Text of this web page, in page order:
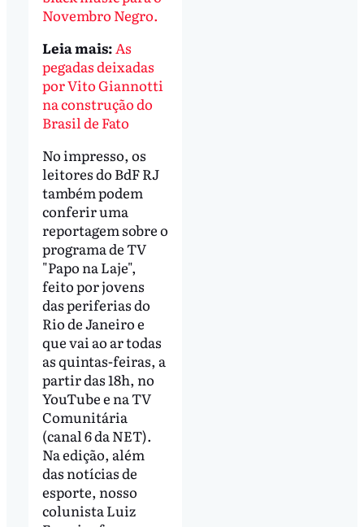
Novembro Negro.
Leia mais: As
pegadas deixadas
por Vito Giannotti
na construção do
Brasil de Fato
No impresso, os
leitores do BdF RJ
também podem
conferir uma
reportagem sobre o
programa de TV
"Papo na Laje",
feito por jovens
das periferias do
Rio de Janeiro e
que vai ao ar todas
as quintas-feiras, a
partir das 18h, no
YouTube e na TV
Comunitária
(canal 6 da NET).
Na edição, além
das notícias de
esporte, nosso
colunista Luiz